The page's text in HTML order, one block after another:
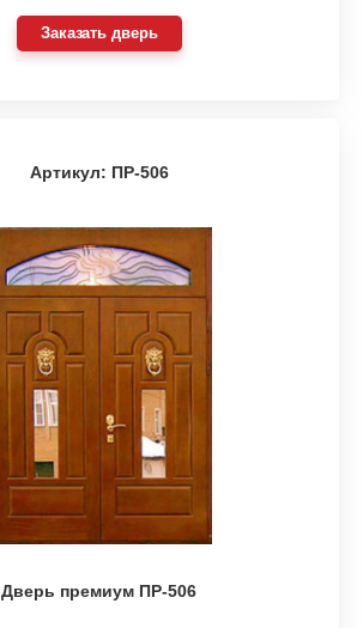
Заказать дверь
Артикул: ПР-506
Дверь премиум ПР-506